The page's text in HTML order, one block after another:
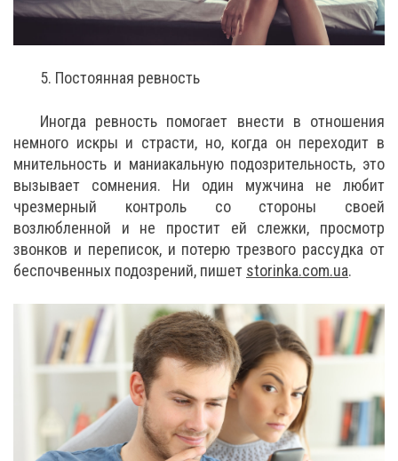
5. Постоянная ревность
Иногда ревность помогает внести в отношения
немного искры и страсти, но, когда он переходит в
мнительность и маниакальную подозрительность, это
вызывает сомнения. Ни один мужчина не любит
чрезмерный контроль со стороны своей
возлюбленной и не простит ей слежки, просмотр
звонков и переписок, и потерю трезвого рассудка от
беспочвенных подозрений, пишет storinka.com.ua.